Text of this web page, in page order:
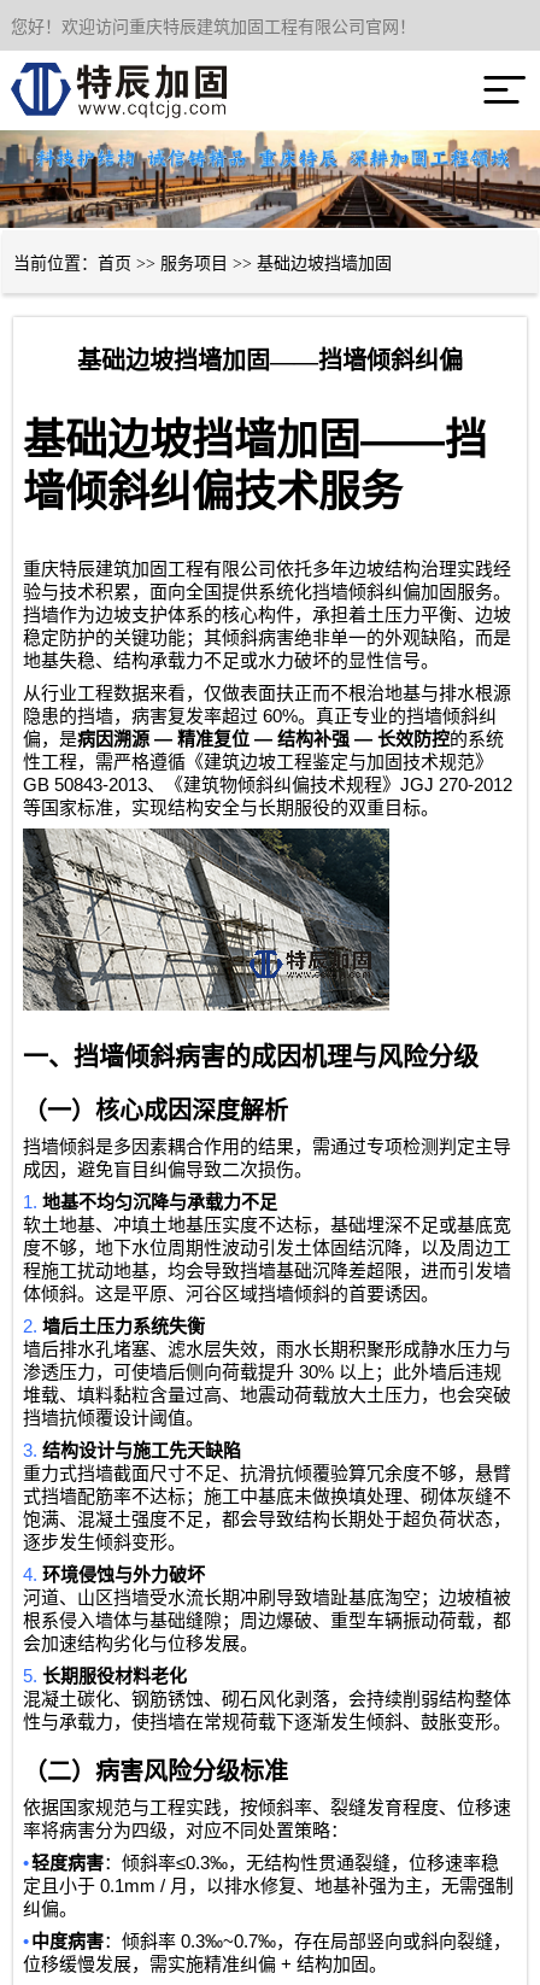
您好！欢迎访问重庆特辰建筑加固工程有限公司官网！

网站首页
服务项目
联系我们
当前位置： 首页 >> 服务项目 >> 基础边坡挡墙加固
基础边坡挡墙加固——挡墙倾斜纠偏
基础边坡挡墙加固——挡
墙倾斜纠偏技术服务
重庆特辰建筑加固工程有限公司依托多年边坡结构治理实践经
验与技术积累，面向全国提供系统化挡墙倾斜纠偏加固服务。
挡墙作为边坡支护体系的核心构件，承担着土压力平衡、边坡
稳定防护的关键功能；其倾斜病害绝非单一的外观缺陷，而是
地基失稳、结构承载力不足或水力破坏的显性信号。
从行业工程数据来看，仅做表面扶正而不根治地基与排水根源
隐患的挡墙，病害复发率超过 60%。真正专业的挡墙倾斜纠
偏，是病因溯源 —精准复位—结构补强—长效防控的系统
性工程，需严格遵循《建筑边坡工程鉴定与加固技术规范》
GB 50843-2013、《建筑物倾斜纠偏技术规程》JGJ 270-2012
等国家标准，实现结构安全与长期服役的双重目标。
一、挡墙倾斜病害的成因机理与风险分级
（一）核心成因深度解析
挡墙倾斜是多因素耦合作用的结果，需通过专项检测判定主导
成因，避免盲目纠偏导致二次损伤。
1.地基不均匀沉降与承载力不足
软土地基、冲填土地基压实度不达标，基础埋深不足或基底宽
度不够，地下水位周期性波动引发土体固结沉降，以及周边工
程施工扰动地基，均会导致挡墙基础沉降差超限，进而引发墙
体倾斜。这是平原、河谷区域挡墙倾斜的首要诱因。
2.墙后土压力系统失衡
墙后排水孔堵塞、滤水层失效，雨水长期积聚形成静水压力与
渗透压力，可使墙后侧向荷载提升 30% 以上；此外墙后违规
堆载、填料黏粒含量过高、地震动荷载放大土压力，也会突破
挡墙抗倾覆设计阈值。
3.结构设计与施工先天缺陷
重力式挡墙截面尺寸不足、抗滑抗倾覆验算冗余度不够，悬臂
式挡墙配筋率不达标；施工中基底未做换填处理、砌体灰缝不
饱满、混凝土强度不足，都会导致结构长期处于超负荷状态，
逐步发生倾斜变形。
4.环境侵蚀与外力破坏
河道、山区挡墙受水流长期冲刷导致墙趾基底淘空；边坡植被
根系侵入墙体与基础缝隙；周边爆破、重型车辆振动荷载，都
会加速结构劣化与位移发展。
5.长期服役材料老化
混凝土碳化、钢筋锈蚀、砌石风化剥落，会持续削弱结构整体
性与承载力，使挡墙在常规荷载下逐渐发生倾斜、鼓胀变形。
（二）病害风险分级标准
依据国家规范与工程实践，按倾斜率、裂缝发育程度、位移速
率将病害分为四级，对应不同处置策略：
•轻度病害：倾斜率≤0.3‰，无结构性贯通裂缝，位移速率稳
定且小于0.1mm / 月，以排水修复、地基补强为主，无需强制
纠偏。
•中度病害：倾斜率 0.3‰~0.7‰，存在局部竖向或斜向裂缝，
位移缓慢发展，需实施精准纠偏+结构加固。